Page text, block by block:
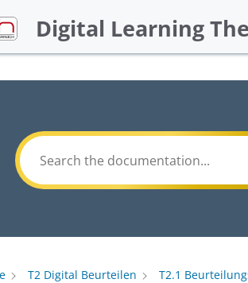
Digital Learning
T2 Digital Beurteilen T2.1